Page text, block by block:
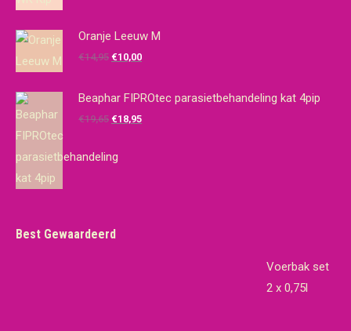
Oranje Leeuw M
€14,95 Oorspronkelijke
was:
€14,95.
€10,00Huidige
is:
€10,00.
Beaphar FIPROtec parasietbehandeling kat 4pip
€19,65 Oorspronkelijke
was:
€18,95Huidige
Best Gewaardeerd
Voerbak set
2 x 0,75l